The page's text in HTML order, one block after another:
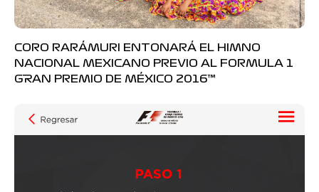
CORO RARÁMURI ENTONARÁ EL HIMNO
NACIONAL MEXICANO PREVIO AL FORMULA 1
GRAN PREMIO DE MÉXICO 2016™